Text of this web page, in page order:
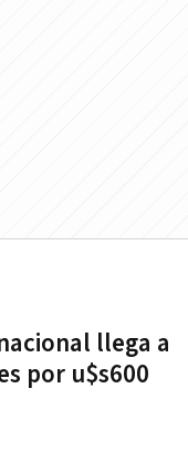
llega a
por u$s600